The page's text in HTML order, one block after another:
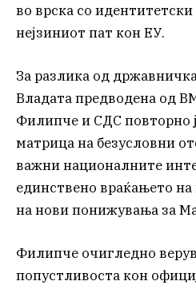
во врска со
нејзиниот пат кон ЕУ.
За разлика од
Владата предводена од
Филипче и СДС повторно
матрица на безусловни
важни националните
единствено враќањето
на нови понижувања за
Филипче очигледно
попустливоста кон